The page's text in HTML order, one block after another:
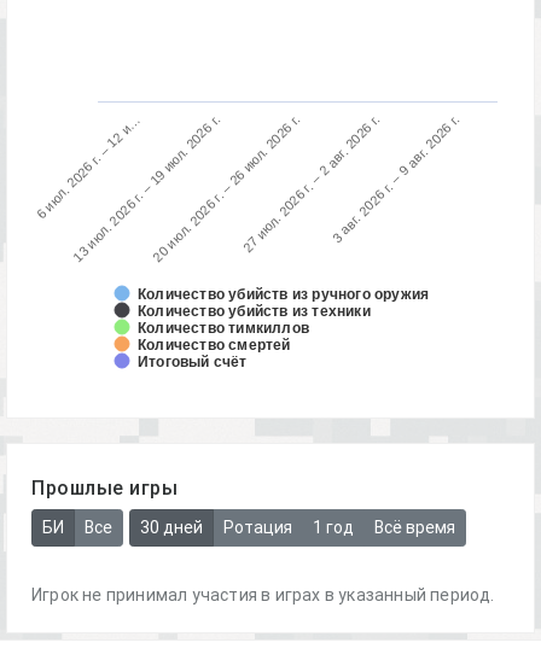
Количество убийств из ручного оружия
Количество убийств из техники
Количество тимкиллов
Количество смертей
Итоговый счёт
6 июл. 2026 г. – 12 и…
13 июл. 2026 г. – 19 июл. 2026 г.20 июл. 2026 г. – 26 июл. 2026 г.27 июл. 2026 г. – 2 авг. 2026 г.3 авг. 2026 г. – 9 авг. 2026 г.
Прошлые игры
БИ Все 30 дней Ротация 1 год Всё время
Игрок не принимал участия в играх в указанный период.